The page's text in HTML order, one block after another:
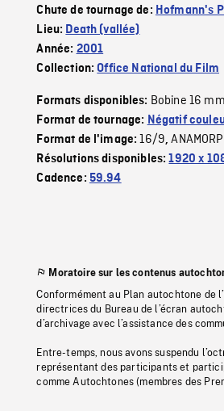
Chute de tournage de: Hofmann's
Lieu: Death (vallée)
Année: 2001
Collection:Office National du Film
Formats disponibles: Bobine 16 mm
Format de tournage: Négatif
Format de l'image:16/9,
Résolutions disponibles:1920 x
Cadence: 59.94
Moratoire sur les contenus
Conformément au Plan autochtone de
directrices du Bureau de l’écran
d’archivage avec l’assistance des
Entre-temps, nous avons suspendu
représentant des participants et
comme Autochtones (membres des